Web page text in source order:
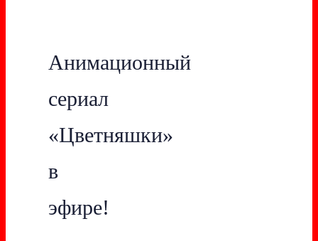
Анимационный
сериал
«Цветняшки»
в
эфире!